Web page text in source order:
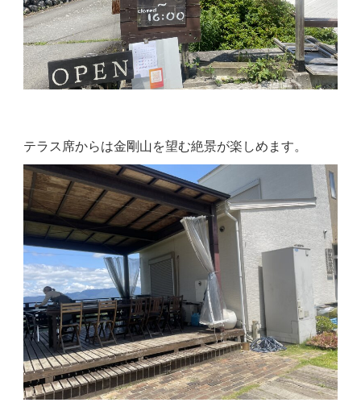
テラス席からは金剛山を望む絶景が楽しめます。